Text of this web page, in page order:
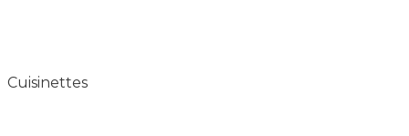
Cuisinettes